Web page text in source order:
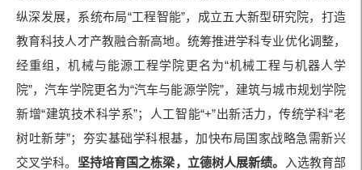
纵深发展，系统布局“工程智能”，成立五大新型研究院，打造
教育科技人才产教融合新高地。统筹推进学科专业优化调整，
经重组，机械与能源工程学院更名为“机械工程与机器人学
院”，汽车学院更名为“汽车与能源学院”，建筑与城市规划学院
新增“建筑技术科学系”；人工智能“+”出新活力，传统学科“老
树吐新芽”；夯实基础学科根基，加快布局国家战略急需新兴
交叉学科。 坚持培育国之栋梁，立德树人展新绩。
入选教育部